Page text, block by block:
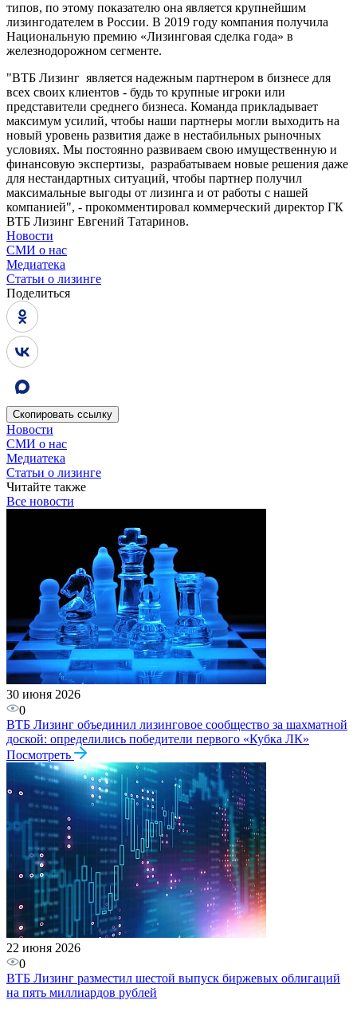
типов, по этому показателю она является крупнейшим
лизингодателем в России. В 2019 году компания получила
Национальную премию «Лизинговая сделка года» в
железнодорожном сегменте.
"ВТБ Лизинг является надежным партнером в бизнесе для
всех своих клиентов - будь то крупные игроки или
представители среднего бизнеса. Команда прикладывает
максимум усилий, чтобы наши партнеры могли выходить на
новый уровень развития даже в нестабильных рыночных
условиях. Мы постоянно развиваем свою имущественную и
финансовую экспертизы, разрабатываем новые решения даже
для нестандартных ситуаций, чтобы партнер получил
максимальные выгоды от лизинга и от работы с нашей
компанией", - прокомментировал коммерческий директор ГК
ВТБ Лизинг Евгений Татаринов.
Новости
СМИ о нас
Медиатека
Статьи о лизинге
Поделиться
Скопировать ссылку
Новости
СМИ о нас
Медиатека
Статьи о лизинге
Читайте также
Все новости
30 июня 2026
0
ВТБ Лизинг объединил лизинговое сообщество за шахматной
доской: определились победители первого «Кубка ЛК»
Посмотреть
22 июня 2026
0
ВТБ Лизинг разместил шестой выпуск биржевых облигаций
на пять миллиардов рублей